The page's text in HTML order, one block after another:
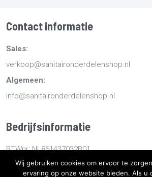
Contact informatie
Sales:
verkoop@sanitaironderdelenshop.nl
Algemeen:
info@sanitaironderdelenshop.nl
Bedrijfsinformatie
BTWnr: NL861437032B01
KvKnr: 78527112
Wij gebruiken cookies om ervoor te
ervaring op onze website bieden. Als u